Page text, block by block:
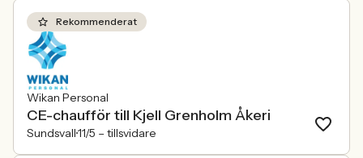
Rekommenderat
Wikan Personal
CE-chaufför till Kjell Grenholm Åkeri
Sundsvall11/5 – tillsvidare